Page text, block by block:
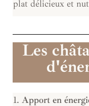
plat délicieux et
Les
1. Apport en